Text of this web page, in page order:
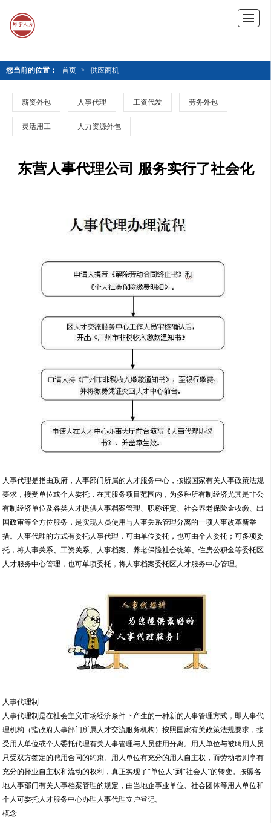
您当前的位置： 首页 > 供应商机
薪资外包 人事代理 工资代发 劳务外包
灵活用工 人力资源外包
东营人事代理公司 服务实行了社会化
人事代理是指由政府，人事部门所属的人才服务中心，按照国家有关人事政策法规
有制经济单位及各类人才提供人事档案管理、职称评定、社会养老保险金收缴、出
国政审等全方位服务，是实现人员使用与人事关系管理分离的一项人事改革新举
措。人事代理的方式有委托人事代理，可由单位委托，也可由个人委托；可多项委
人才服务中心管理，也可单项委托，将人事档案委托区人才服务中心管理。
人事代理制
理机构（指政府人事部门所属人才交流服务机构）按照国家有关政策法规要求，接
受用人单位或个人委托代理有关人事管理与人员使用分离。用人单位与被聘用人员
只受双方签定的聘用合同的约束。用人单位有充分的用人自主权，而劳动者则享有
充分的择业自主权和流动的权利，真正实现了“单位人”到“社会人”的转变。按照各
地人事部门有关人事档案管理的规定，由当地企事业单位、社会团体等用人单位和
个人可委托人才服务中心办理人事代理立户登记。
要求，接受用人单位或个人的委托，代理其相关的人事、人才业务。根据中组部、
人事部《流动人员人事档案管理暂行规定》，“流动人员人事档案管理机构为县以上
党委组织部门和政府人事部门所属的人才流动服务机构，其他任何单位不得擅自管
理流动人员人事档案；严禁个人保管他人人事档案。”按照各地人事部门有关人事档
案管理的规定，由当地企事业单位、社会团体等用人单位和个人可委托人才服务中
心办理人事代理立户登记。
特点
法制化
人事代理制必须经过政府人事行政部门授权，由各级政府人事部门所属人才交流服